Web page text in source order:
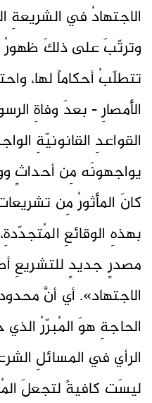
وترتّبَ على ذلكَ
تتطلّبُ أحكاماً لها،
الأمصارِ - بعدَ وفاةِ
القواعدِ القانونيّةِ
يواجهونَه مِن أحداثٍ
كانَ المأثورُ مِن
بهذهِ الوقائعِ
مصدرٍ جديدٍ للتشريعِ
الاجتهاد». أي أنَّ
الحاجةِ هوَ المُبرّرُ
الرأي في المسائلِ
ليسَت كافيةً لتجعلَ